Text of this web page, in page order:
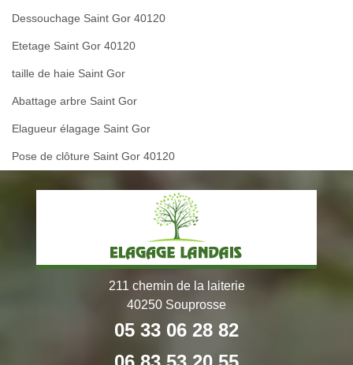
Dessouchage Saint Gor 40120
Etetage Saint Gor 40120
taille de haie Saint Gor
Abattage arbre Saint Gor
Elagueur élagage Saint Gor
Pose de clôture Saint Gor 40120
211 chemin de la laiterie
40250 Souprosse
05 33 06 28 82